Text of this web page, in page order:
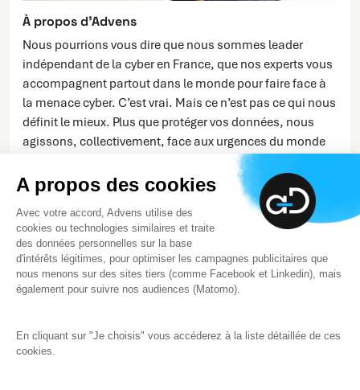
A propos des cookies
Avec votre accord, Advens utilise des
cookies ou technologies similaires et traite
des données personnelles sur la base
d'intérêts légitimes, pour optimiser les campagnes publicitaires que
nous menons sur des sites tiers (comme Facebook et Linkedin), mais
également pour suivre nos audiences (Matomo).
En cliquant sur "Je choisis" vous accéderez à la liste détaillée de ces
cookies.
À propos d’Advens
Nous pourrions vous dire que nous sommes leader
indépendant de la cyber en France, que nos experts vous
accompagnent partout dans le monde pour faire face à
la menace cyber. C’est vrai. Mais ce n’est pas ce qui nous
définit le mieux. Plus que protéger vos données, nous
agissons, collectivement, face aux urgences du monde
En savoir plus
Note d’information